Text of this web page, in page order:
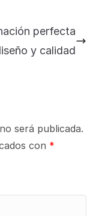
perfecta
y calidad
será publicada.
con *